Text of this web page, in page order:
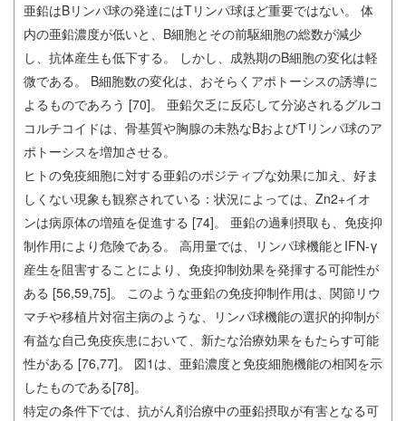
亜鉛はBリンパ球の発達にはTリンパ球ほど重要ではない。 体
内の亜鉛濃度が低いと、B細胞とその前駆細胞の総数が減少
し、抗体産生も低下する。 しかし、成熟期のB細胞の変化は軽
微である。 B細胞数の変化は、おそらくアポトーシスの誘導に
よるものであろう [70]。 亜鉛欠乏に反応して分泌されるグルコ
コルチコイドは、骨基質や胸腺の未熟なBおよびTリンパ球のア
ポトーシスを増加させる。
ヒトの免疫細胞に対する亜鉛のポジティブな効果に加え、好ま
しくない現象も観察されている：状況によっては、Zn2+イオ
ンは病原体の増殖を促進する [74]。 亜鉛の過剰摂取も、免疫抑
制作用により危険である。 高用量では、リンパ球機能とIFN-γ
産生を阻害することにより、免疫抑制効果を発揮する可能性が
ある [56,59,75]。 このような亜鉛の免疫抑制作用は、関節リウ
マチや移植片対宿主病のような、リンパ球機能の選択的抑制が
有益な自己免疫疾患において、新たな治療効果をもたらす可能
性がある [76,77]。 図1は、亜鉛濃度と免疫細胞機能の相関を示
したものである[78]。
特定の条件下では、抗がん剤治療中の亜鉛摂取が有害となる可